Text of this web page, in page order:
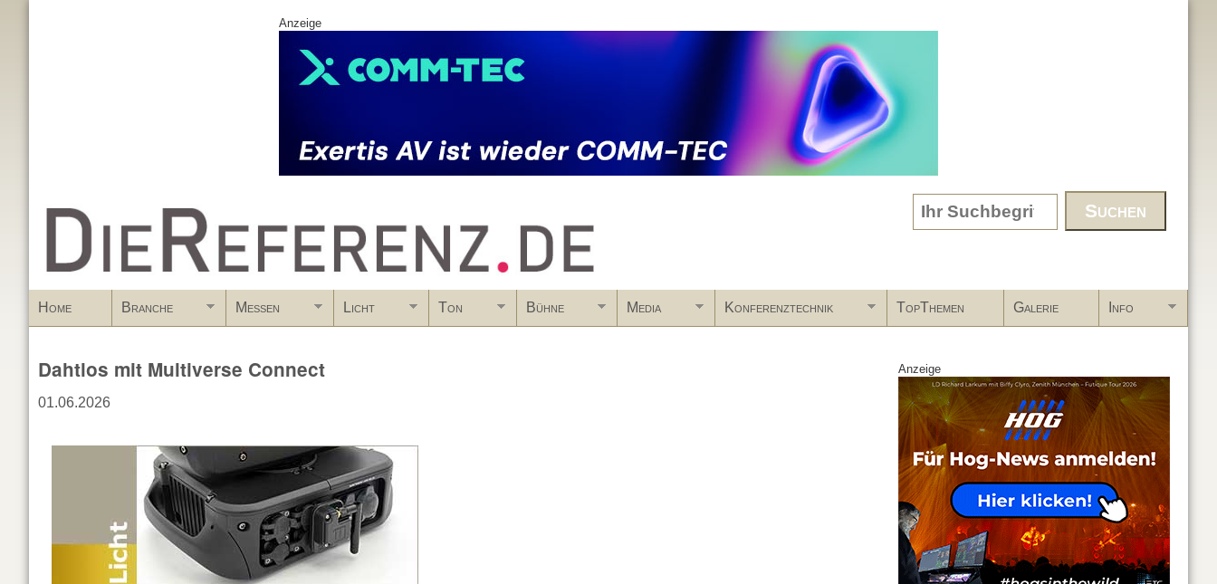
Anzeige
www.DieReferenz.de Search form
Home Branche Messen Licht Ton Bühne Media Konferenztechnik TopThemen Galerie Info
Dahtlos mit Multiverse Connect
01.06.2026
Anzeige